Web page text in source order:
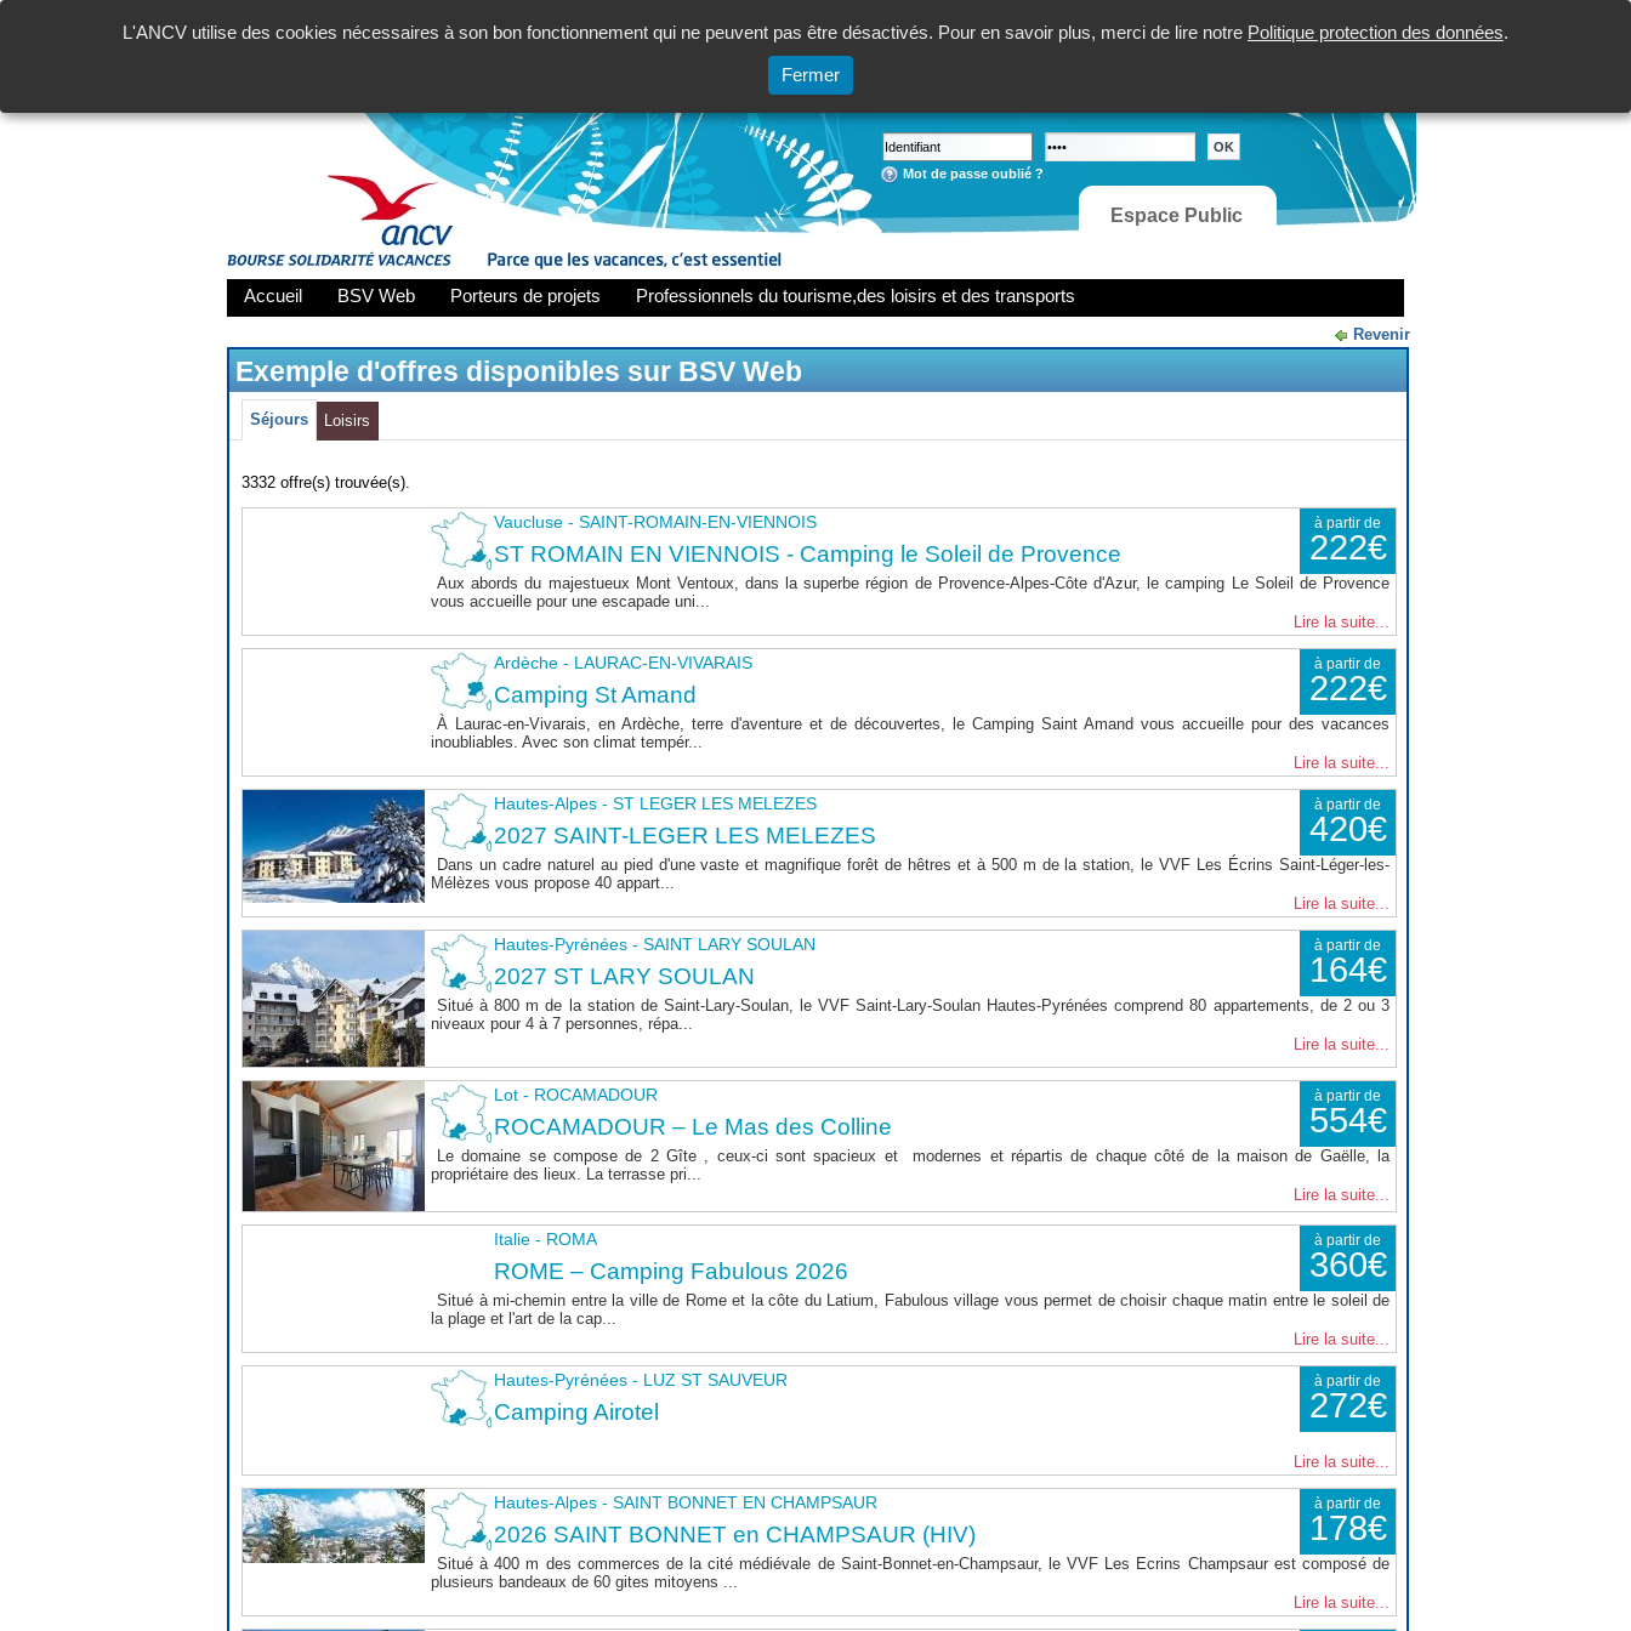
L'ANCV utilise des cookies nécessaires à son bon fonctionnement qui ne peuvent pas être désactivés. Pour en savoir plus, merci de lire notre Politique protection des données.
Fermer
Mot de passe oublié ?
Espace Public
Accueil BSV Web Porteurs de projets Professionnels du tourisme,des loisirs et des transports
Revenir
Exemple d'offres disponibles sur BSV Web
Séjours Loisirs
3332 offre(s) trouvée(s).
Vaucluse - SAINT-ROMAIN-EN-VIENNOIS à partir de
222€
ST ROMAIN EN VIENNOIS - Camping le Soleil de Provence
Aux abords du majestueux Mont Ventoux, dans la superbe région de Provence-Alpes-Côte d'Azur, le camping Le Soleil de Provence
vous accueille pour une escapade uni...
Lire la suite...
Ardèche - LAURAC-EN-VIVARAIS à partir de
222€
Camping St Amand
À Laurac-en-Vivarais, en Ardèche, terre d'aventure et de découvertes, le Camping Saint Amand vous accueille pour des vacances
inoubliables. Avec son climat tempér...
Lire la suite...
Hautes-Alpes - ST LEGER LES MELEZES à partir de
420€
2027 SAINT-LEGER LES MELEZES
Dans un cadre naturel au pied d'une vaste et magnifique forêt de hêtres et à 500 m de la station, le VVF Les Écrins Saint-Léger-les-
Mélèzes vous propose 40 appart...
Lire la suite...
Hautes-Pyrénées - SAINT LARY SOULAN à partir de
164€
2027 ST LARY SOULAN
Situé à 800 m de la station de Saint-Lary-Soulan, le VVF Saint-Lary-Soulan Hautes-Pyrénées comprend 80 appartements, de 2 ou 3
niveaux pour 4 à 7 personnes, répa...
Lire la suite...
Lot - ROCAMADOUR à partir de
554€
ROCAMADOUR – Le Mas des Colline
Le domaine se compose de 2 Gîte , ceux-ci sont spacieux et modernes et répartis de chaque côté de la maison de Gaëlle, la
propriétaire des lieux. La terrasse pri...
Lire la suite...
Italie - ROMA à partir de
360€
ROME – Camping Fabulous 2026
Situé à mi-chemin entre la ville de Rome et la côte du Latium, Fabulous village vous permet de choisir chaque matin entre le soleil de
la plage et l'art de la cap...
Lire la suite...
Hautes-Pyrénées - LUZ ST SAUVEUR à partir de
272€
Camping Airotel
Lire la suite...
Hautes-Alpes - SAINT BONNET EN CHAMPSAUR à partir de
178€
2026 SAINT BONNET en CHAMPSAUR (HIV)
Situé à 400 m des commerces de la cité médiévale de Saint-Bonnet-en-Champsaur, le VVF Les Ecrins Champsaur est composé de
plusieurs bandeaux de 60 gites mitoyens ...
Lire la suite...